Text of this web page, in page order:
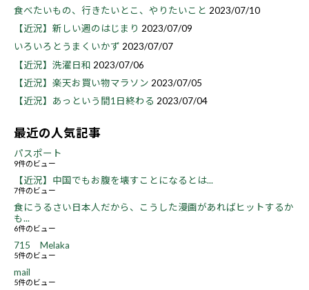
食べたいもの、行きたいとこ、やりたいこと 2023/07/10
【近況】新しい週のはじまり 2023/07/09
いろいろとうまくいかず 2023/07/07
【近況】洗濯日和 2023/07/06
【近況】楽天お買い物マラソン 2023/07/05
【近況】あっという間1日終わる 2023/07/04
最近の人気記事
パスポート
9件のビュー
【近況】中国でもお腹を壊すことになるとは...
7件のビュー
食にうるさい日本人だから、こうした漫画があればヒットするか
も...
6件のビュー
715 Melaka
5件のビュー
mail
5件のビュー